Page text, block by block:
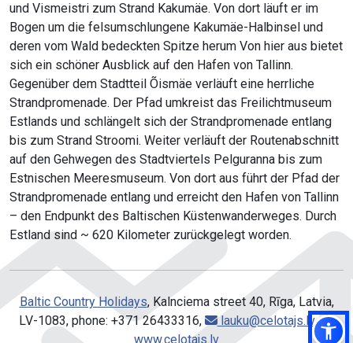
und Vismeistri zum Strand Kakumäe. Von dort läuft er im
Bogen um die felsumschlungene Kakumäe-Halbinsel und
deren vom Wald bedeckten Spitze herum Von hier aus bietet
sich ein schöner Ausblick auf den Hafen von Tallinn.
Gegenüber dem Stadtteil Õismäe verläuft eine herrliche
Strandpromenade. Der Pfad umkreist das Freilichtmuseum
Estlands und schlängelt sich der Strandpromenade entlang
bis zum Strand Stroomi. Weiter verläuft der Routenabschnitt
auf den Gehwegen des Stadtviertels Pelguranna bis zum
Estnischen Meeresmuseum. Von dort aus führt der Pfad der
Strandpromenade entlang und erreicht den Hafen von Tallinn
– den Endpunkt des Baltischen Küstenwanderweges. Durch
Estland sind ~ 620 Kilometer zurückgelegt worden.
Baltic Country Holidays, Kalnciema street 40, Rīga, Latvia,
LV-1083, phone: +371 26433316,
lauku@celotajs.lv,
www.celotajs.lv